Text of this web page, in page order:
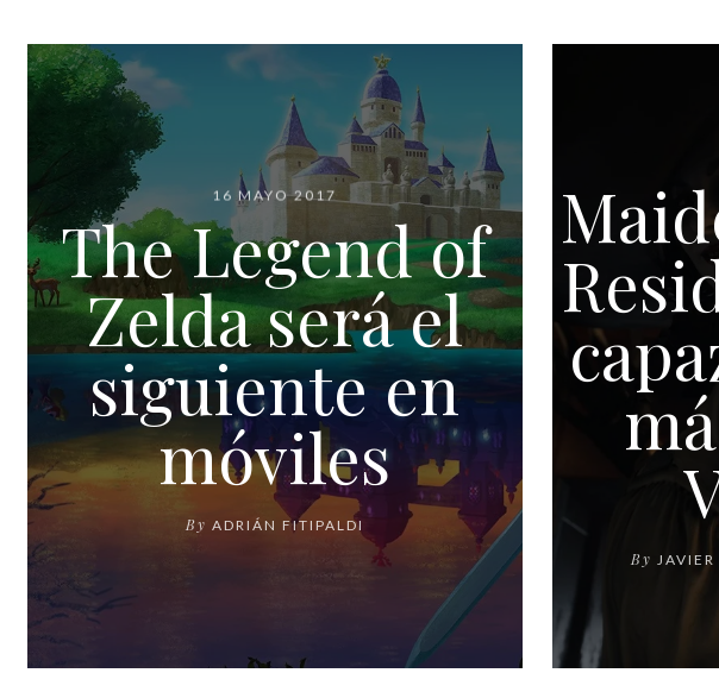
16 MAYO 2017
The Legend of
Zelda será el
siguiente en
móviles
By ADRIÁN FITIPALDI
By